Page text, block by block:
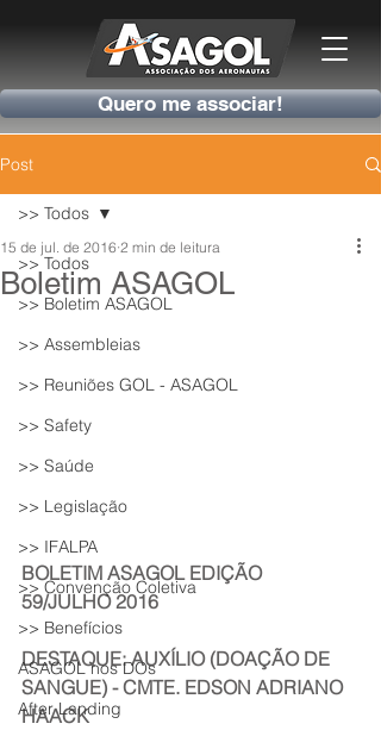
Quero me associar!
Post
>> Todos
>> Boletim ASAGOL
>> Assembleias
>> Reuniões GOL - ASAGOL
>> Safety
>> Saúde
>> Legislação
>> IFALPA
>> Convenção Coletiva
>> Benefícios
ASAGOL nos DOs
After Landing
>> Todos
Boletim ASAGOL
15 de jul. de 2016 2 min de leitura
BOLETIM ASAGOL EDIÇÃO
59/JULHO 2016
DESTAQUE: AUXÍLIO (DOAÇÃO DE
SANGUE) - CMTE. EDSON ADRIANO
HAACK